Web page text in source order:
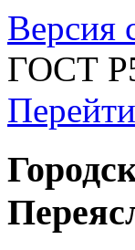
Версия
ГОСТ